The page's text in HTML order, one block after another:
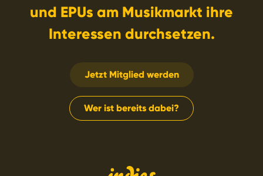
und EPUs am Musikmarkt ihre
Interessen durchsetzen.
Jetzt Mitglied werden
Wer ist bereits dabei?